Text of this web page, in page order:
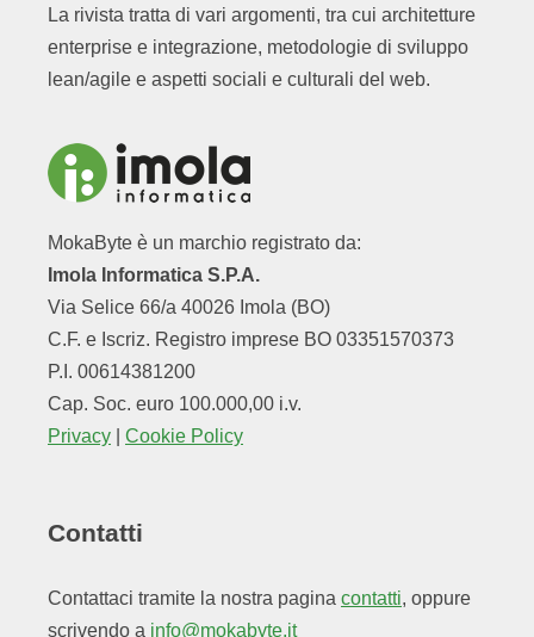
La rivista tratta di vari argomenti, tra cui architetture
enterprise e integrazione, metodologie di sviluppo
lean/agile e aspetti sociali e culturali del web.
MokaByte è un marchio registrato da:
Imola Informatica S.P.A.
Via Selice 66/a 40026 Imola (BO)
C.F. e Iscriz. Registro imprese BO 03351570373
P.I. 00614381200
Cap. Soc. euro 100.000,00 i.v.
Privacy
Cookie Policy
Contatti
Contattaci tramite la nostra pagina contatti, oppure
scrivendo a info@mokabyte.it